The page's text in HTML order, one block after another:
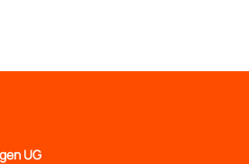
UG